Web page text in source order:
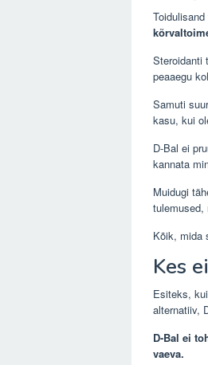
Steroidanti
peaaegu
Samuti
kasu, kui
D-Bal ei
kannata
Muidugi
Kõik, mida
Kes
Esiteks,
alternatiiv,
D-Bal ei
vaeva.